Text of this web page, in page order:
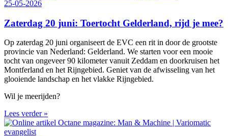
25-05-2026
Zaterdag 20 juni: Toertocht Gelderland, rijd je mee?
Op zaterdag 20 juni organiseert de EVC een rit in door de grootste
provincie van Nederland: Gelderland. We starten voor een mooie
tocht van ongeveer 90 kilometer vanuit Zeddam en doorkruisen het
Montferland en het Rijngebied. Geniet van de afwisseling van het
glooiende landschap en het vlakke Rijngebied.
Wil je meerijden?
Lees verder »